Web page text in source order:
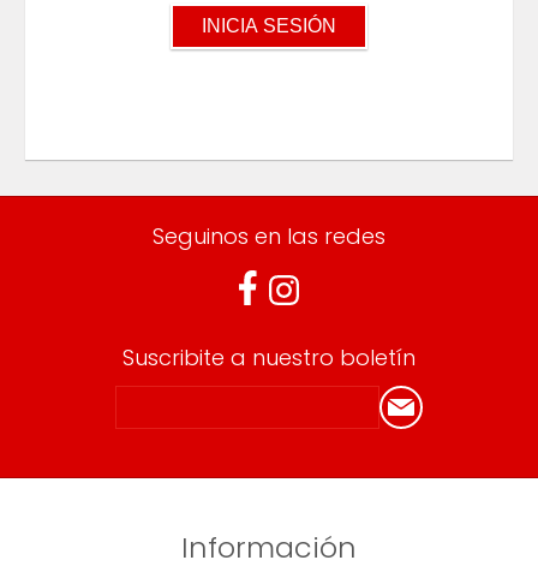
Seguinos en las redes
Suscribite a nuestro boletín
Información